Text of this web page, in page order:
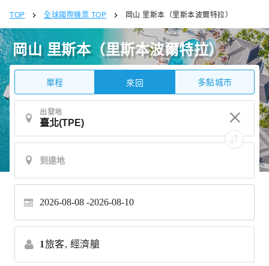
TOP 全球國際機票 TOP 岡山 里斯本（里斯本波爾特拉）
岡山 里斯本（里斯本波爾特拉）
單程 來回 多點城市
出發地
2026-08-08 2026-08-10
1旅客, 經濟艙